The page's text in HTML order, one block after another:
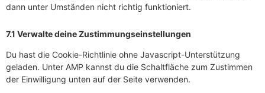
dann unter Umständen nicht richtig funktioniert.
7.1 Verwalte deine Zustimmungseinstellungen
Du hast die Cookie-Richtlinie ohne Javascript-Unterstützung
geladen. Unter AMP kannst du die Schaltfläche zum Zustimmen
der Einwilligung unten auf der Seite verwenden.